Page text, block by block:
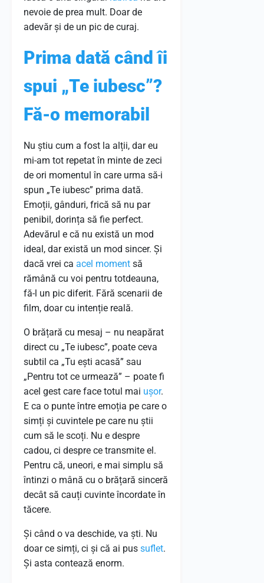
nevoie de prea mult. Doar de
adevăr și de un pic de curaj.
Prima dată când îi
spui „Te iubesc”?
Fă-o memorabil
Nu știu cum a fost la alții, dar eu
mi-am tot repetat în minte de zeci
de ori momentul în care urma să-i
spun „Te iubesc” prima dată.
Emoții, gânduri, frică să nu par
penibil, dorința să fie perfect.
Adevărul e că nu există un mod
ideal, dar există un mod sincer. Și
dacă vrei ca acel moment să
rămână cu voi pentru totdeauna,
fă-l un pic diferit. Fără scenarii de
film, doar cu intenție reală.
O brățară cu mesaj – nu neapărat
direct cu „Te iubesc”, poate ceva
subtil ca „Tu ești acasă” sau
„Pentru tot ce urmează” – poate fi
acel gest care face totul mai ușor.
E ca o punte între emoția pe care o
simți și cuvintele pe care nu știi
cum să le scoți. Nu e despre
cadou, ci despre ce transmite el.
Pentru că, uneori, e mai simplu să
întinzi o mână cu o brățară sinceră
decât să cauți cuvinte încordate în
tăcere.
Și când o va deschide, va ști. Nu
doar ce simți, ci și că ai pus suflet.
Și asta contează enorm.